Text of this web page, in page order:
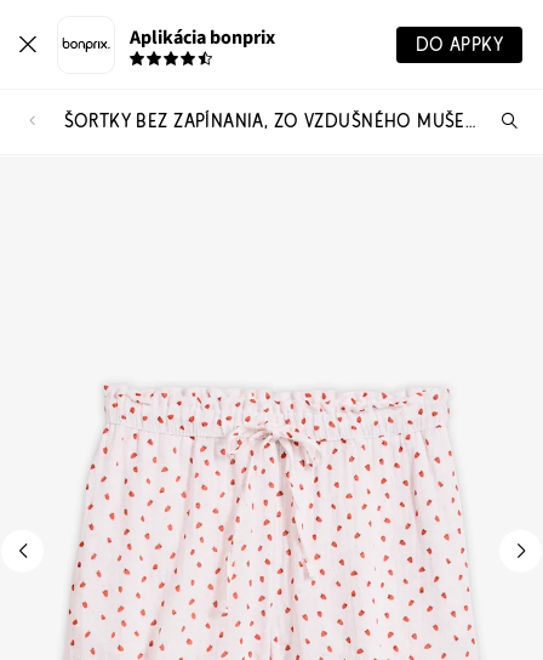
Aplikácia bonprix DO APPKY
ŠORTKY BEZ ZAPÍNANIA, ZO VZDUŠNÉHO MUŠELÍNU